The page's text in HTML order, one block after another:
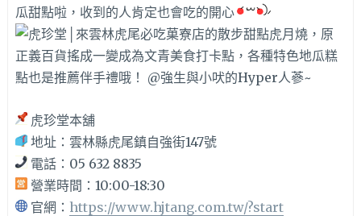
瓜甜點啦，收到的人肯定也會吃的開心
虎珍堂本舖
地址：雲林縣虎尾鎮自強街147號
電話：05 632 8835
營業時間：10:00-18:30
官網： https://www.hjtang.com.tw/?start